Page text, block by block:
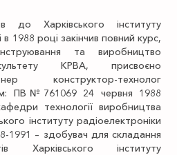
Харківського інституту
в 1988 році закінчив повний курс,
та виробництво
КРВА, присвоєно
конструктор-технолог
ПВ№761069 24 червня 1988
технології виробництва
інституту радіоелектроніки
1991 – здобувач для складання
Харківського інституту